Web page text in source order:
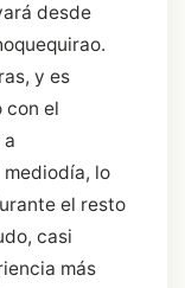
desde
y es
con el
mediodía, lo
el resto
casi
más